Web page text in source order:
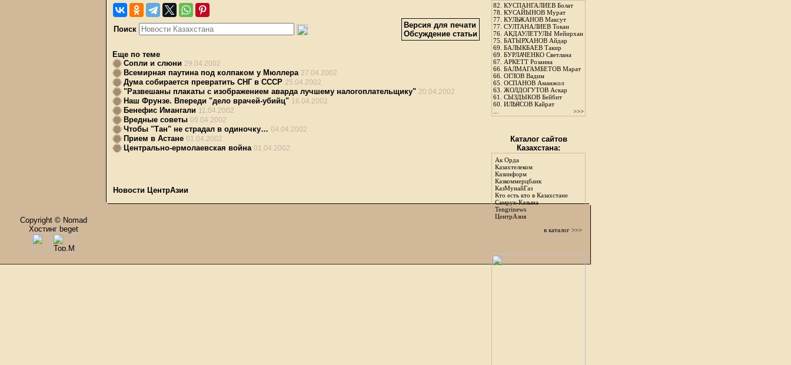
Поиск
Версия для печати
Обсуждение статьи
Еще по теме
Сопли и слюни 29.04.2002
Всемирная паутина под колпаком у Мюллера 27.04.2002
Дума собирается превратить СНГ в СССР 25.04.2002
"Развешаны плакаты с изображением аварда лучшему налогоплательщику" 20.04.2002
Наш Фрунзе. Впереди "дело врачей-убийц" 16.04.2002
Бенефис Имангали 11.04.2002
Вредные советы 09.04.2002
Чтобы "Тан" не страдал в одиночку… 04.04.2002
Прием в Астане 01.04.2002
Центрально-ермолаевская война 01.04.2002
Новости ЦентрАзии
82. КУСПАНГАЛИЕВ Болат
78. КУСАЙЫНОВ Мурат
77. КУЛЬЖАНОВ Максут
77. СУЛТАНАЛИЕВ Токан
76. АКДАУЛЕТУЛЫ Мейирхан
75. БАТЫРХАНОВ Айдар
69. БАЛЫКБАЕВ Такир
69. БУРЛАЧЕНКО Светлана
67. АРКЕТТ Розанна
66. БАЛМАГАМБЕТОВ Марат
66. ОГЛОВ Вадим
65. ОСПАНОВ Аманжол
63. ЖОЛДОГУТОВ Аскар
61. СЫЗДЫКОВ Бейбит
60. ИЛЬЯСОВ Кайрат
>>>
Каталог сайтов
Казахстана:
Ак Орда
Казахтелеком
Казинформ
Казкоммерцбанк
КазМунайГаз
Кто есть кто в Казахстане
Самрук-Казына
Tengrinews
ЦентрАзия
в каталог >>>
Copyright © Nomad
Хостинг beget